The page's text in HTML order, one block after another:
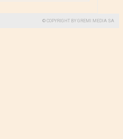
© COPYRIGHT BY GREMI MEDIA SA